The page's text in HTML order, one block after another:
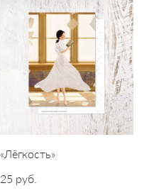
«Лёгкость»
25 pуб.